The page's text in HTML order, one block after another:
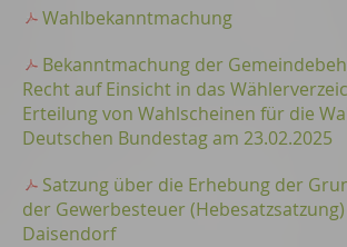
Wahlbekanntmachung
Bekanntmachung der
Recht auf Einsicht in das
Erteilung von Wahlscheinen für die
Deutschen Bundestag am 23.02.2025
Satzung über die Erhebung der
der Gewerbesteuer
Daisendorf